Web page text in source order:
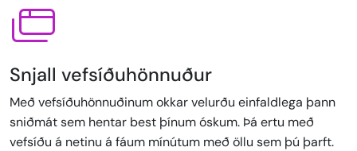
Snjall vefsíðuhönnuður
Með vefsíðuhönnuðinum okkar velurðu einfaldlega þann
sniðmát sem hentar best þínum óskum. Þá ertu með
vefsíðu á netinu á fáum mínútum með öllu sem þú þarft.